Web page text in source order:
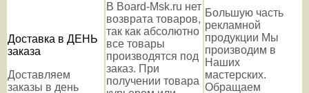
Доставка в ДЕНЬ
заказа
Доставляем
заказы в день
В Board-Msk.ru нет
возврата товаров,
так как абсолютно
все товары
производятся под
заказ. При
получении товара
Большую часть
рекламной
продукции Мы
производим в
Наших
мастерских.
Обращаем